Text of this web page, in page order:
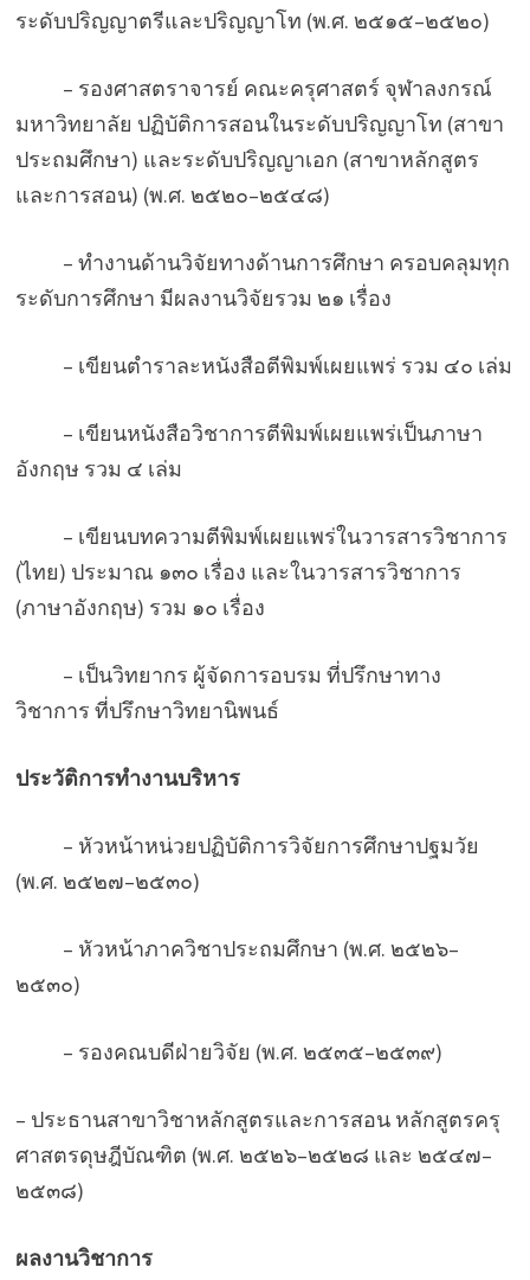
ระดับปริญญาตรีและปริญญาโท (พ.ศ. ๒๕๑๕–๒๕๒๐)
– รองศาสตราจารย์ คณะครุศาสตร์ จุฬาลงกรณ์
มหาวิทยาลัย ปฏิบัติการสอนในระดับปริญญาโท (สาขา
ประถมศึกษา) และระดับปริญญาเอก (สาขาหลักสูตร
และการสอน) (พ.ศ. ๒๕๒๐–๒๕๔๘)
– ทำงานด้านวิจัยทางด้านการศึกษา ครอบคลุมทุก
ระดับการศึกษา มีผลงานวิจัยรวม ๒๑ เรื่อง
– เขียนตำราละหนังสือตีพิมพ์เผยแพร่ รวม ๔๐ เล่ม
– เขียนหนังสือวิชาการตีพิมพ์เผยแพร่เป็นภาษา
อังกฤษ รวม ๔ เล่ม
– เขียนบทความตีพิมพ์เผยแพร่ในวารสารวิชาการ
(ไทย) ประมาณ ๑๓๐ เรื่อง และในวารสารวิชาการ
(ภาษาอังกฤษ) รวม ๑๐ เรื่อง
– เป็นวิทยากร ผู้จัดการอบรม ที่ปรึกษาทาง
วิชาการ ที่ปรึกษาวิทยานิพนธ์
ประวัติการทำงานบริหาร
– หัวหน้าหน่วยปฏิบัติการวิจัยการศึกษาปฐมวัย
(พ.ศ. ๒๕๒๗–๒๕๓๐)
– หัวหน้าภาควิชาประถมศึกษา (พ.ศ. ๒๕๒๖–
๒๕๓๐)
– รองคณบดีฝ่ายวิจัย (พ.ศ. ๒๕๓๕–๒๕๓๙)
– ประธานสาขาวิชาหลักสูตรและการสอน หลักสูตรครุ
ศาสตรดุษฎีบัณฑิต (พ.ศ. ๒๕๒๖–๒๕๒๘ และ ๒๕๔๗–
๒๕๓๘)
ผลงานวิชาการ